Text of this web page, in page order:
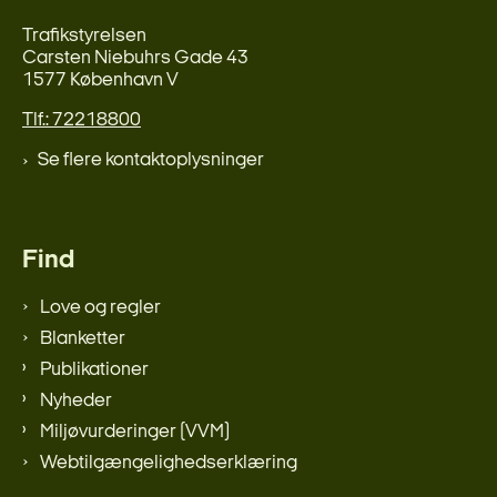
Trafikstyrelsen
Carsten Niebuhrs Gade 43
1577 København V
Tlf.: 72218800
Se flere kontaktoplysninger
Find
Love og regler
Blanketter
Publikationer
Nyheder
Miljøvurderinger (VVM)
Webtilgængelighedserklæring